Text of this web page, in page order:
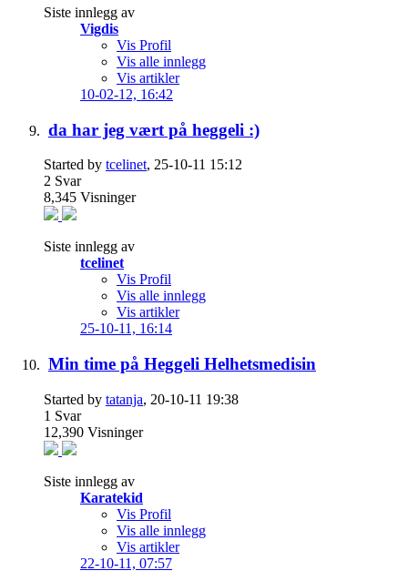
Siste innlegg av
Vigdis
Vis Profil
Vis alle innlegg
Vis artikler
10-02-12, 16:42
da har jeg vært på heggeli :)
Started by tcelinet, 25-10-11 15:12
2 Svar
8,345 Visninger
Siste innlegg av
tcelinet
Vis Profil
Vis alle innlegg
Vis artikler
25-10-11, 16:14
Min time på Heggeli Helhetsmedisin
Started by tatanja, 20-10-11 19:38
1 Svar
12,390 Visninger
Siste innlegg av
Karatekid
Vis Profil
Vis alle innlegg
Vis artikler
22-10-11, 07:57